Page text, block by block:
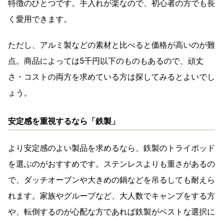
特徴のひとつです。手入れが楽なので、初心者の方でも長
く愛用できます。
ただし、アルミ製などの素材と比べると価格が高いのが難
点。商品によっては5千円以下のものもあるので、頑丈
さ・コストの両方を求めている方は探してみるとよいでし
ょう。
安定感を重視するなら「鉄製」
より安定感のよい製品を求めるなら、鉄製のトライポッド
を選ぶのがおすすめです。ステンレスよりも重さがあるの
で、ダッチオーブンや大きめの鍋などを吊るしても耐えら
れます。家族やグループなど、大人数でキャンプをする方
や、転倒するのが心配な方であれば鉄製がベストな選択に